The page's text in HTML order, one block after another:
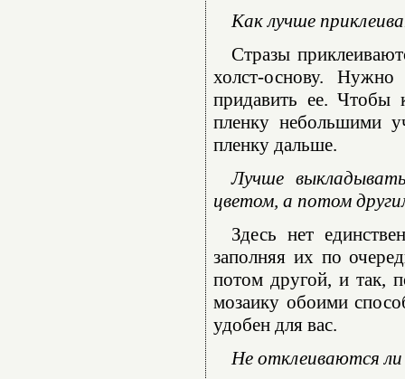
Как лучше
Стразы
холст-основу.
придавить ее. Чтобы
пленку небольшими
пленку дальше.
Лучше
цветом, а потом
Здесь нет
заполняя их по
потом другой, и так,
мозаику обоими
удобен для вас.
Не отклеиваются ли